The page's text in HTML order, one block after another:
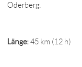
Oderberg.
Länge:45 km (12 h)